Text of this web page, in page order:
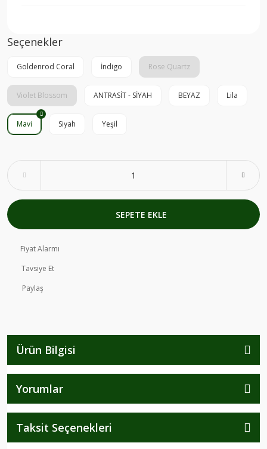
Seçenekler
Goldenrod Coral İndigo Rose Quartz
Violet Blossom ANTRASİT - SİYAH BEYAZ Lila
Mavi Siyah Yeşil
SEPETE EKLE
Fiyat Alarmı
Tavsiye Et
Paylaş
Ürün Bilgisi
Yorumlar
Taksit Seçenekleri